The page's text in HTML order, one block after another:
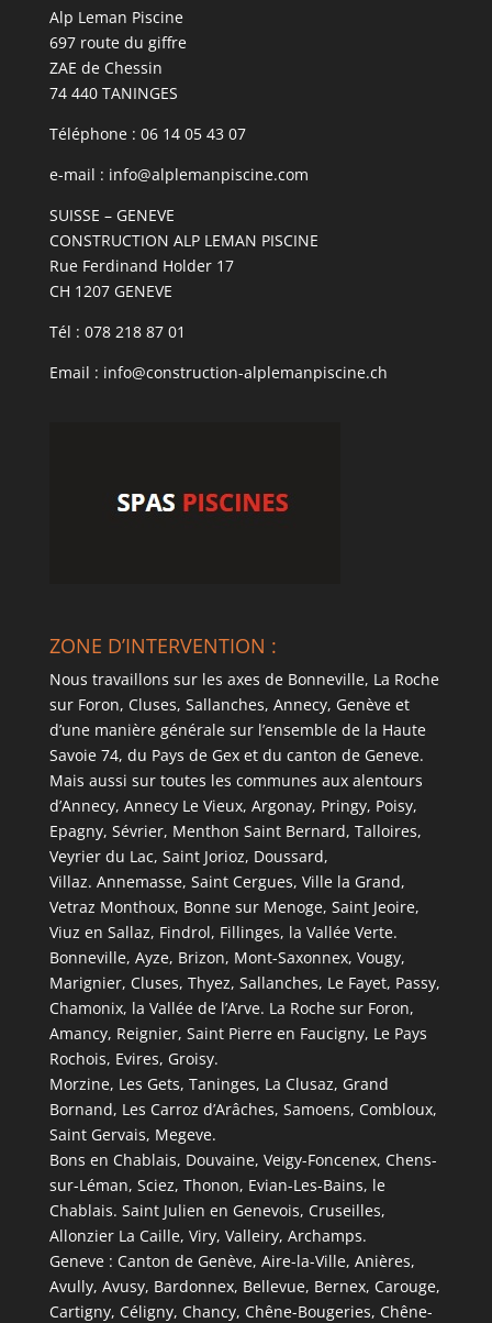
Alp Leman Piscine
697 route du giffre
ZAE de Chessin
74 440 TANINGES
Téléphone : 06 14 05 43 07
e-mail : info@alplemanpiscine.com
SUISSE – GENEVE
CONSTRUCTION ALP LEMAN PISCINE
Rue Ferdinand Holder 17
CH 1207 GENEVE
Tél : 078 218 87 01
Email : info@construction-alplemanpiscine.ch
ZONE D’INTERVENTION :
Nous travaillons sur les axes de Bonneville, La Roche
sur Foron, Cluses, Sallanches, Annecy, Genève et
d’une manière générale sur l’ensemble de la Haute
Savoie 74, du Pays de Gex et du canton de Geneve.
Mais aussi sur toutes les communes aux alentours
d’Annecy, Annecy Le Vieux, Argonay, Pringy, Poisy,
Epagny, Sévrier, Menthon Saint Bernard, Talloires,
Veyrier du Lac, Saint Jorioz, Doussard,
Villaz. Annemasse, Saint Cergues, Ville la Grand,
Vetraz Monthoux, Bonne sur Menoge, Saint Jeoire,
Viuz en Sallaz, Findrol, Fillinges, la Vallée Verte.
Bonneville, Ayze, Brizon, Mont-Saxonnex, Vougy,
Marignier, Cluses, Thyez, Sallanches, Le Fayet, Passy,
Chamonix, la Vallée de l’Arve. La Roche sur Foron,
Amancy, Reignier, Saint Pierre en Faucigny, Le Pays
Rochois, Evires, Groisy.
Morzine, Les Gets, Taninges, La Clusaz, Grand
Bornand, Les Carroz d’Arâches, Samoens, Combloux,
Saint Gervais, Megeve.
Bons en Chablais, Douvaine, Veigy-Foncenex, Chens-
sur-Léman, Sciez, Thonon, Evian-Les-Bains, le
Chablais. Saint Julien en Genevois, Cruseilles,
Allonzier La Caille, Viry, Valleiry, Archamps.
Geneve : Canton de Genève, Aire-la-Ville, Anières,
Avully, Avusy, Bardonnex, Bellevue, Bernex, Carouge,
Cartigny, Céligny, Chancy, Chêne-Bougeries, Chêne-